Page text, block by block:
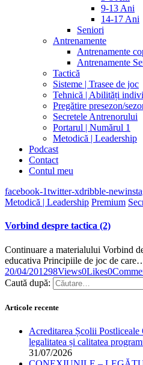
9-13 Ani
14-17 Ani
Seniori
Antrenamente
Antrenamente
Antrenamente
Tactică
Sisteme | Trasee de joc
Tehnică | Abilități
Pregătire presezon/
Secretele Antrenorului
Portarul | Numărul 1
Metodică | Leadership
Podcast
Contact
Contul meu
facebook-1twitter-xdribble-new
Metodică | Leadership Premium
Vorbind despre tactica (2)
Continuare a materialului Vorbind
educativa Principiile de joc de
20/04/201298Views0Likes0
Caută după:
Articole recente
Acreditarea Școlii
legalitatea și calitatea
31/07/2026